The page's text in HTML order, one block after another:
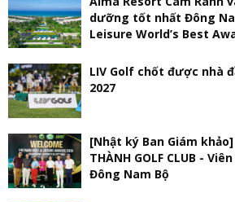
dưỡng tốt nhất Đông
Leisure World’s Best
LIV Golf chốt được nhà
2027
[Nhật ký Ban Giám khảo]
THÀNH GOLF CLUB -
Đông Nam Bộ